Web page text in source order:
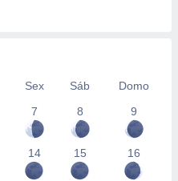
Sex Sáb
Domo
7 8 9
14 15 16